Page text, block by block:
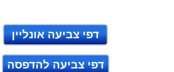
דפי צביעה אונליין
דפי צביעה להדפסה